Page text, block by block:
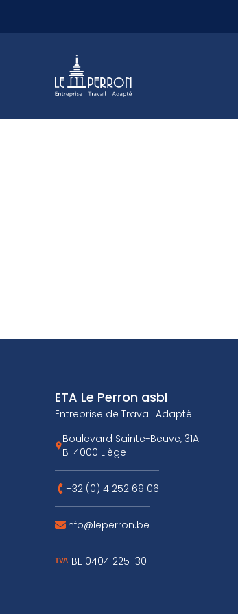
ETA Le Perron asbl
Entreprise de Travail Adapté
Voir l'adresse
Boulevard Sainte-Beuve, 31A
B-4000 Liège
+32 (0) 4 252 69 06
Envoyer un mal à
info@leperron.be
BE 0404 225 130